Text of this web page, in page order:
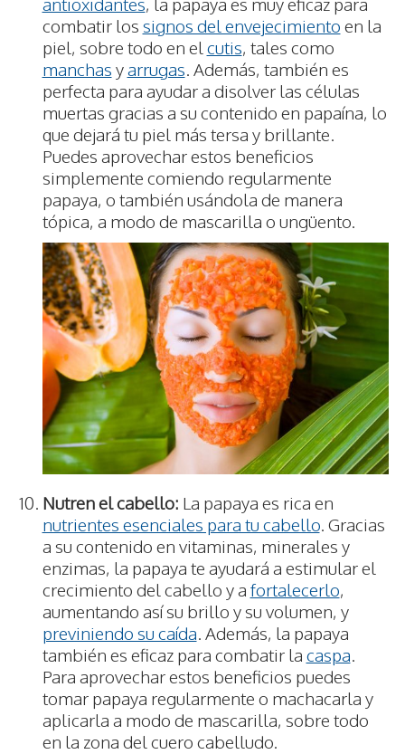
combatir los signos del envejecimiento en la
piel, sobre todo en el cutis, tales como
manchas yarrugas. Además, también es
perfecta para ayudar a disolver las células
muertas gracias a su contenido en papaína, lo
que dejará tu piel más tersa y brillante.
Puedes aprovechar estos beneficios
simplemente comiendo regularmente
papaya, o también usándola de manera
tópica, a modo de mascarilla o ungüento.
Nutren el cabello: La papaya es rica en
nutrientes esenciales para tu cabello. Gracias
a su contenido en vitaminas, minerales y
enzimas, la papaya te ayudará a estimular el
crecimiento del cabello y a fortalecerlo,
aumentando así su brillo y su volumen, y
previniendo su caída. Además, la papaya
también es eficaz para combatir la caspa.
Para aprovechar estos beneficios puedes
tomar papaya regularmente o machacarla y
aplicarla a modo de mascarilla, sobre todo
en la zona del cuero cabelludo.